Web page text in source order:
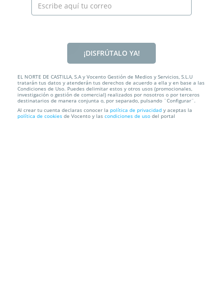
Caducada
46% 65€ 35€
¡DISFRÚTALO YA!
EL NORTE DE CASTILLA, S.A y Vocento Gestión de Medios y Servicios, S.L.U
tratarán tus datos y atenderán tus derechos de acuerdo a ella y en base a las
Condiciones de Uso. Puedes delimitar estos y otros usos (promocionales,
investigación o gestión de comercial) realizados por nosotros o por terceros
destinatarios de manera conjunta o, por separado, pulsando ¨Configurar¨.
Al crear tu cuenta declaras conocer la política de privacidad y aceptas la
política de cookies de Vocento y las condiciones de uso del portal